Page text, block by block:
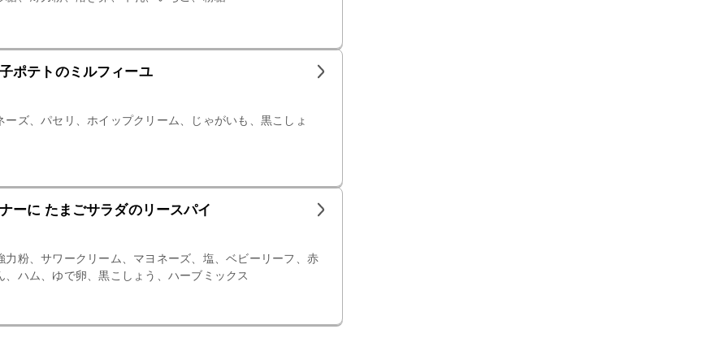
ポテトのミルフィーユ
ーズ、パセリ、ホイップクリーム、じゃがいも、黒こしょ
ーに たまごサラダのリースパイ
力粉、サワークリーム、マヨネーズ、塩、ベビーリーフ、赤
、ハム、ゆで卵、黒こしょう、ハーブミックス